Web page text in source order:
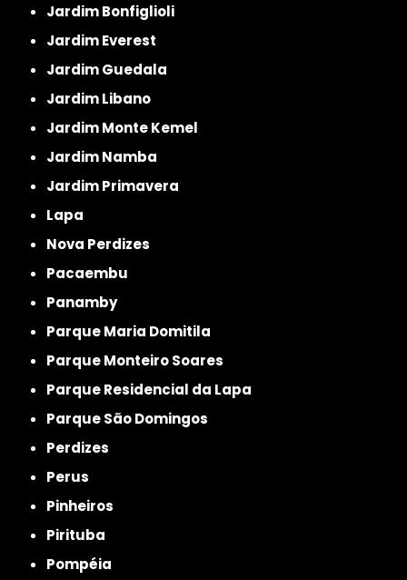
Jardim Bonfiglioli
Jardim Everest
Jardim Guedala
Jardim Libano
Jardim Monte Kemel
Jardim Namba
Jardim Primavera
Lapa
Nova Perdizes
Pacaembu
Panamby
Parque Maria Domitila
Parque Monteiro Soares
Parque Residencial da Lapa
Parque São Domingos
Perdizes
Perus
Pinheiros
Pirituba
Pompéia